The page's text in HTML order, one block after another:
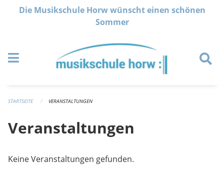
Navigation überspringen
Die Musikschule Horw wünscht einen schönen
Sommer
STARTSEITE VERANSTALTUNGEN
Veranstaltungen
Keine Veranstaltungen gefunden.